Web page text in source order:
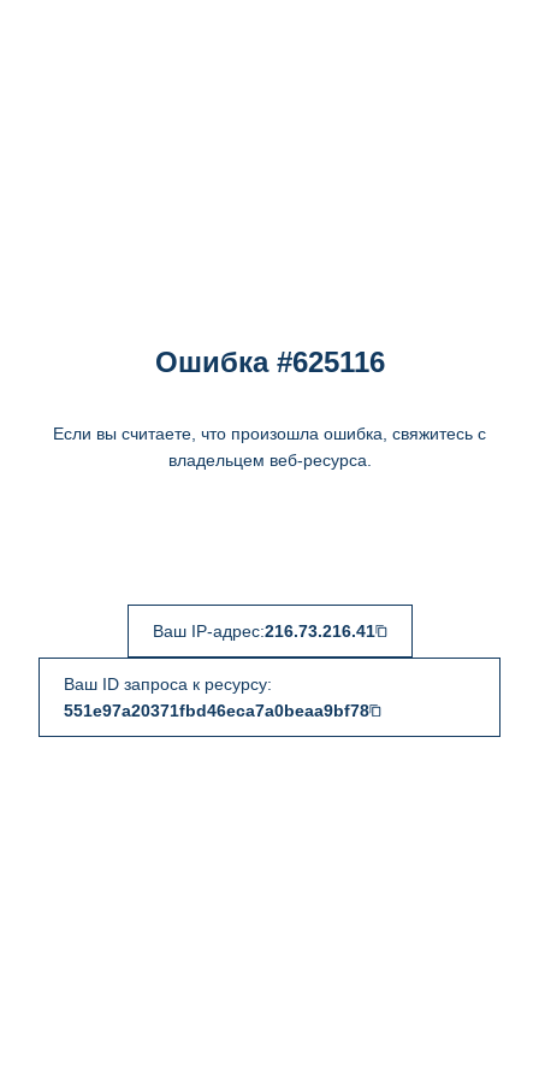
Ошибка #625116
Если вы считаете, что произошла ошибка, свяжитесь с
владельцем веб-ресурса.
Ваш IP-адрес:216.73.216.41
Ваш ID запроса к ресурсу:
551e97a20371fbd46eca7a0beaa9bf78